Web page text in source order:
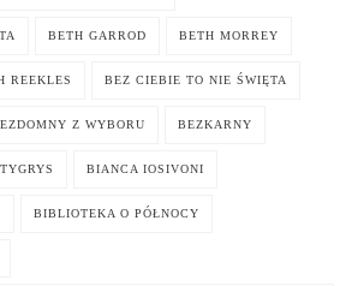
BETH GARROD BETH MORREY
REEKLES BEZ CIEBIE TO NIE ŚWIĘTA
Z WYBORU BEZKARNY
BIANCA IOSIVONI
BIBLIOTEKA O PÓŁNOCY